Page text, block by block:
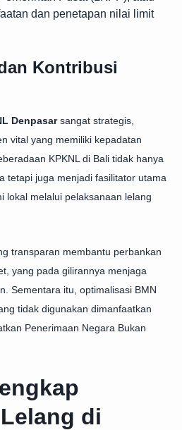
dan penetapan nilai limit
Kontribusi
Denpasarsangat strategis,
vital yang memiliki kepadatan
KPKNL di Bali tidak hanya
tetapi juga menjadi fasilitator utama
lokal melalui pelaksanaan lelang
transparan membantu perbankan
yang pada gilirannya menjaga
Sementara itu, optimalisasi BMN
tidak digunakan dimanfaatkan
Penerimaan Negara Bukan
di